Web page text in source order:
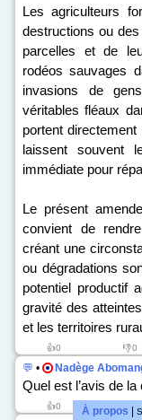
Les agriculteurs
destructions ou
parcelles et de
rodéos sauvages
invasions de
véritables fléaux
portent directement
laissent souvent
immédiate pour
Le présent
convient de
créant une
ou dégradations
potentiel productif
gravité des
et les territoires
👍0 👎0
💬 • Nadège
Quel est l’avis de
👍0 👎0
À propos